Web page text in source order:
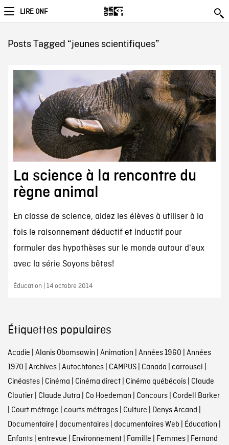
LIRE ONF
Posts Tagged “jeunes scientifiques”
La science à la rencontre du
règne animal
En classe de science, aidez les élèves à utiliser à la
fois le raisonnement déductif et inductif pour
formuler des hypothèses sur le monde autour d'eux
avec la série Soyons bêtes!
Éducation | 14 octobre 2014
Étiquettes populaires
Acadie | Alanis Obomsawin | Animation | Années 1960 | Années
1970 | Archives| Autochtones| CAMPUS| Canada | carrousel |
Cinéastes| Cinéma | Cinéma direct| Cinéma québécois| Claude
Cloutier| Claude Jutra | Co Hoedeman | Concours| Cordell Barker
| Court métrage | courts métrages| Culture | Denys Arcand |
Documentaire | documentaires| documentaires Web | Éducation |
Enfants| entrevue | Environnement| Famille | Femmes| Fernand